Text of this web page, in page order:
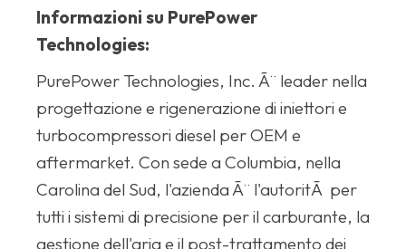
Informazioni su PurePower
Technologies:
PurePower Technologies, Inc. Ã¨ leader nella
progettazione e rigenerazione di iniettori e
turbocompressori diesel per OEM e
aftermarket. Con sede a Columbia, nella
Carolina del Sud, l'azienda Ã¨ l'autoritÃ per
tutti i sistemi di precisione per il carburante, la
gestione dell'aria e il post-trattamento dei